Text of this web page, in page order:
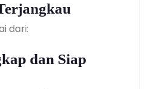
dari:
dan Siap